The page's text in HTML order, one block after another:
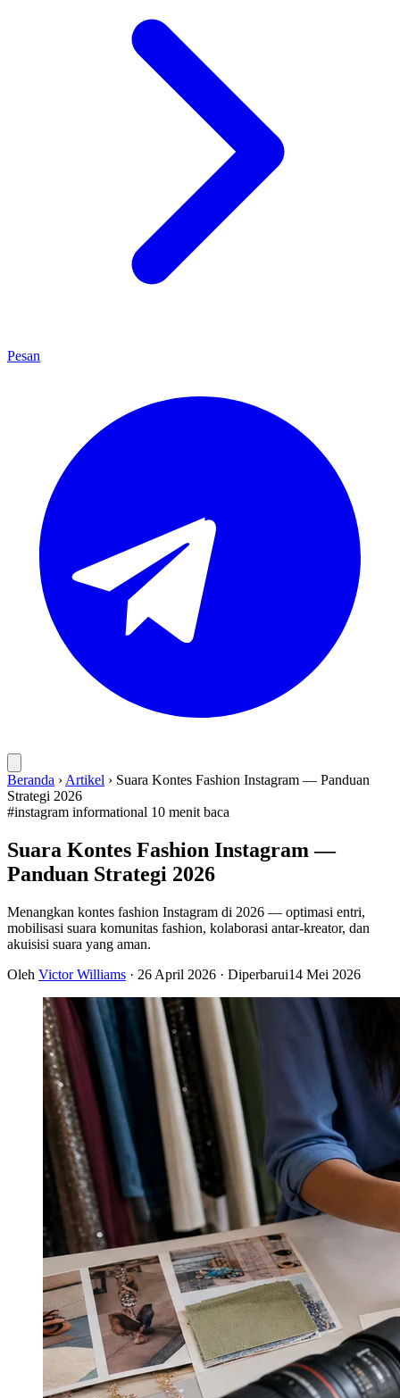
Pesan
Beranda › Artikel › Suara Kontes Fashion Instagram — Panduan
Strategi 2026
#instagram informational 10 menit baca
Suara Kontes Fashion Instagram —
Panduan Strategi 2026
Menangkan kontes fashion Instagram di 2026 — optimasi entri,
mobilisasi suara komunitas fashion, kolaborasi antar-kreator, dan
akuisisi suara yang aman.
Oleh Victor Williams · 26 April 2026 · Diperbarui14 Mei 2026